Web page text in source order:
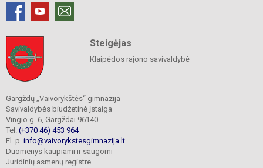
Steigėjas
Klaipėdos rajono savivaldybė
Gargždų „Vaivorykštės“ gimnazija
Savivaldybės biudžetinė įstaiga
Vingio g. 6, Gargždai 96140
Tel. (+370 46) 453 964
El. p. info@vaivorykstesgimnazija.lt
Duomenys kaupiami ir saugomi
Juridinių asmenų registre